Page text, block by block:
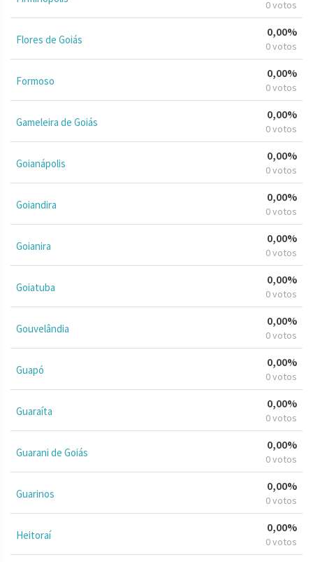
0 votos
Flores de Goiás
0,00%
0 votos
Formoso
0,00%
0 votos
Gameleira de Goiás
0,00%
0 votos
Goianápolis
0,00%
0 votos
Goiandira
0,00%
0 votos
Goianira
0,00%
0 votos
Goiatuba
0,00%
0 votos
Gouvelândia
0,00%
0 votos
Guapó
0,00%
0 votos
Guaraíta
0,00%
0 votos
Guarani de Goiás
0,00%
0 votos
Guarinos
0,00%
0 votos
Heitoraí
0,00%
0 votos